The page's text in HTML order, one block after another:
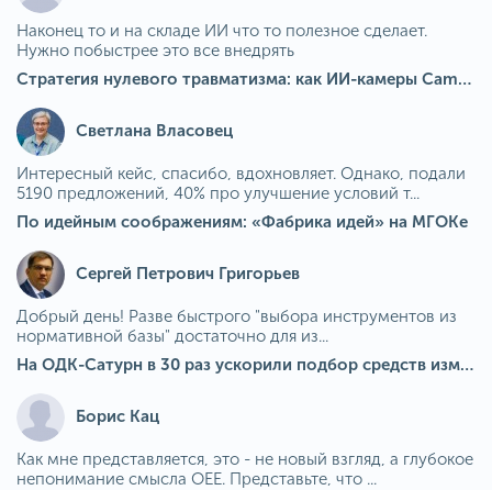
Наконец то и на складе ИИ что то полезное сделает.
Нужно побыстрее это все внедрять
Стратегия нулевого травматизма: как ИИ-камеры Camkord снижают риск наезда на пешехода при работе на погрузчике
Светлана Власовец
Интересный кейс, спасибо, вдохновляет. Однако, подали
5190 предложений, 40% про улучшение условий т...
По идейным соображениям: «Фабрика идей» на МГОКе
Сергей Петрович Григорьев
Добрый день! Разве быстрого "выбора инструментов из
нормативной базы" достаточно для из...
На ОДК-Сатурн в 30 раз ускорили подбор средств измерения для контроля качества продукции
Борис Кац
Как мне представляется, это - не новый взгляд, а глубокое
непонимание смысла OEE. Представьте, что ...